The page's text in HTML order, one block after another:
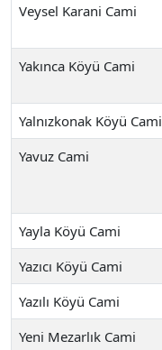
Veysel Karani Cami
Yakınca Köyü Cami
Yalnızkonak Köyü Cami
Yavuz Cami
Yayla Köyü Cami
Yazıcı Köyü Cami
Yazılı Köyü Cami
Yeni Mezarlık Cami